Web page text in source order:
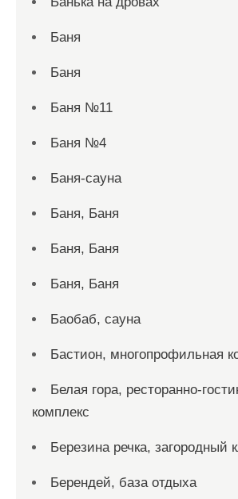
Баня
Баня
Баня №11
Баня №4
Баня-сауна
Баня, Баня
Баня, Баня
Баня, Баня
Баобаб, сауна
Бастион, многопрофильная
Белая гора, ресторанно-
комплекс
Березина речка, загородный
Берендей, база отдыха